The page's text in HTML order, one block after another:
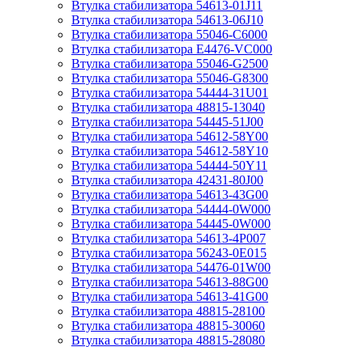
Втулка стабилизатора 54613-01J11
Втулка стабилизатора 54613-06J10
Втулка стабилизатора 55046-C6000
Втулка стабилизатора E4476-VC000
Втулка стабилизатора 55046-G2500
Втулка стабилизатора 55046-G8300
Втулка стабилизатора 54444-31U01
Втулка стабилизатора 48815-13040
Втулка стабилизатора 54445-51J00
Втулка стабилизатора 54612-58Y00
Втулка стабилизатора 54612-58Y10
Втулка стабилизатора 54444-50Y11
Втулка стабилизатора 42431-80J00
Втулка стабилизатора 54613-43G00
Втулка стабилизатора 54444-0W000
Втулка стабилизатора 54445-0W000
Втулка стабилизатора 54613-4P007
Втулка стабилизатора 56243-0E015
Втулка стабилизатора 54476-01W00
Втулка стабилизатора 54613-88G00
Втулка стабилизатора 54613-41G00
Втулка стабилизатора 48815-28100
Втулка стабилизатора 48815-30060
Втулка стабилизатора 48815-28080